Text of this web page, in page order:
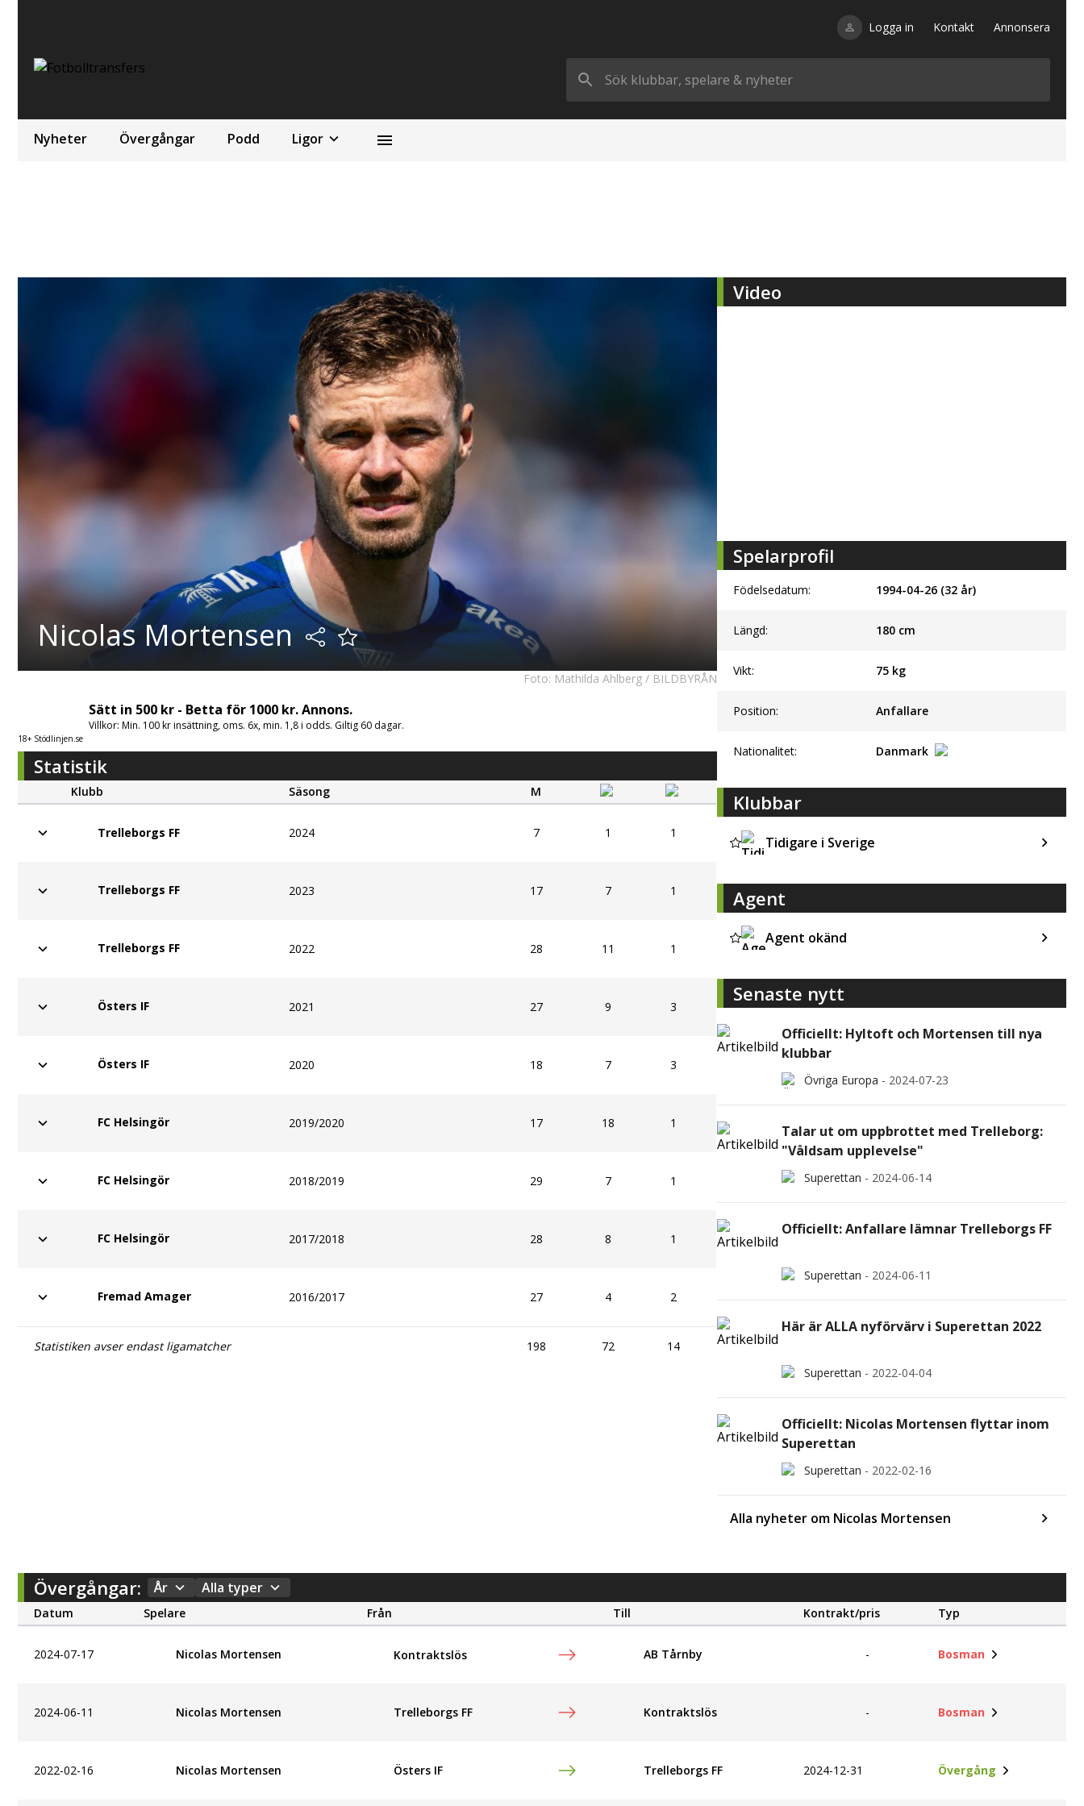
Logga in Kontakt Annonsera
Nyheter Övergångar Podd Ligor
Nicolas Mortensen
Foto: Mathilda Ahlberg / BILDBYRÅN
18+ Stödlinjen.se
Sätt in 500 kr - Betta för 1000 kr. Annons.
Villkor: Min. 100 kr insättning, oms. 6x, min. 1,8 i odds. Giltig 60 dagar.
Statistik
Klubb Säsong M
Trelleborgs FF 2024 7 1 1
Trelleborgs FF 2023 17 7 1
Trelleborgs FF 2022 28 11 1
Östers IF 2021 27 9 3
Östers IF 2020 18 7 3
FC Helsingör 2019/2020 17 18 1
FC Helsingör 2018/2019 29 7 1
FC Helsingör 2017/2018 28 8 1
Fremad Amager 2016/2017 27 4 2
Statistiken avser endast ligamatcher 198 72 14
Video
Spelarprofil
Födelsedatum: 1994-04-26 (32 år)
Längd: 180cm
Vikt: 75kg
Position: Anfallare
Nationalitet: Danmark
Klubbar
Tidigare i Sverige
Agent
Agent okänd
Senaste nytt
Officiellt: Hyltoft och Mortensen till nya
klubbar
Övriga Europa - 2024-07-23
Talar ut om uppbrottet med Trelleborg:
"Våldsam upplevelse"
Superettan - 2024-06-14
Officiellt: Anfallare lämnar Trelleborgs FF
Superettan - 2024-06-11
Här är ALLA nyförvärv i Superettan 2022
Superettan - 2022-04-04
Officiellt: Nicolas Mortensen flyttar inom
Superettan
Superettan - 2022-02-16
Alla nyheter om Nicolas Mortensen
Övergångar: År Alla typer
Datum Spelare Från Till Kontrakt/pris Typ
2024-07-17 Nicolas Mortensen Kontraktslös AB Tårnby - Bosman
2024-06-11 Nicolas Mortensen Trelleborgs FF Kontraktslös - Bosman
2022-02-16 Nicolas Mortensen Östers IF Trelleborgs FF 2024-12-31 Övergång